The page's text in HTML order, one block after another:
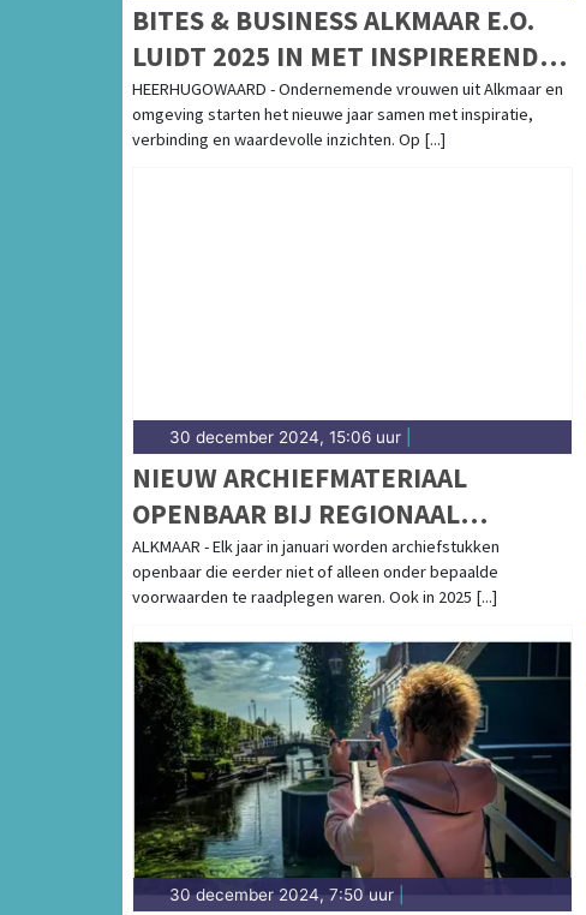
BITES & BUSINESS ALKMAAR E.O.
LUIDT 2025 IN MET INSPIREREND
NETWERKDINER
HEERHUGOWAARD - Ondernemende vrouwen uit Alkmaar en
omgeving starten het nieuwe jaar samen met inspiratie,
verbinding en waardevolle inzichten. Op [...]
30 december 2024, 15:06 uur
NIEUW ARCHIEFMATERIAAL
OPENBAAR BIJ REGIONAAL
ARCHIEF. STUKKEN OVER
VERVOLGING VAN 'FOUTE'
ALKMAAR - Elk jaar in januari worden archiefstukken
openbaar die eerder niet of alleen onder bepaalde
voorwaarden te raadplegen waren. Ook in 2025 [...]
30 december 2024, 7:50 uur